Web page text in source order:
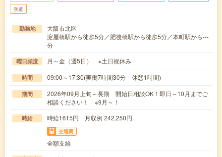
派遣
勤務地
大阪市北区
淀屋橋駅から徒歩5分／肥後橋駅から徒歩5分／本町駅から---
分
曜日頻度 月～金（週5日） ※土日祝休み
時間 09:00～17:30(実働7時間30分 休憩1時間)
期間
2026年09月上旬～長期 開始日相談OK！即日～10月までご
相談ください！ ※9月～！
時給 時給1615円 月収例 242,250円
交通費
全額支給